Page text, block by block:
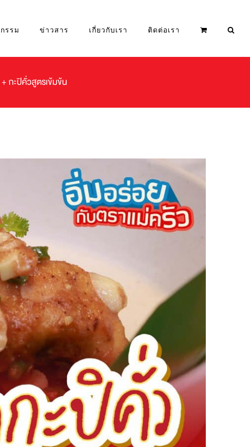
รรม ข่าวสาร เกี่ยวกับเรา ติดต่อเรา
กะปิคั่วสูตรเข้มข้น